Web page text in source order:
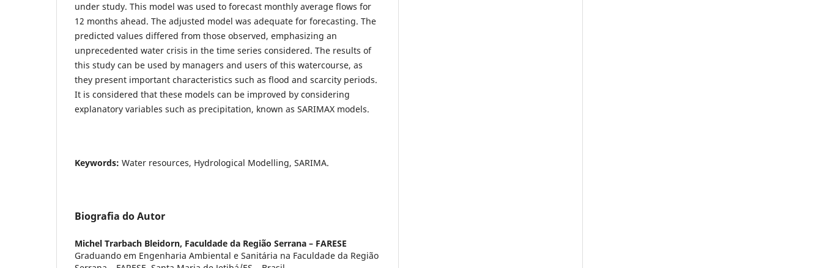
under study. This model was used to forecast monthly average flows for
12 months ahead. The adjusted model was adequate for forecasting. The
predicted values differed from those observed, emphasizing an
unprecedented water crisis in the time series considered. The results of
this study can be used by managers and users of this watercourse, as
they present important characteristics such as flood and scarcity periods.
It is considered that these models can be improved by considering
explanatory variables such as precipitation, known as SARIMAX models.
Keywords: Water resources, Hydrological Modelling, SARIMA.
Biografia do Autor
Michel Trarbach Bleidorn, Faculdade da Região Serrana – FARESE
Graduando em Engenharia Ambiental e Sanitária na Faculdade da Região